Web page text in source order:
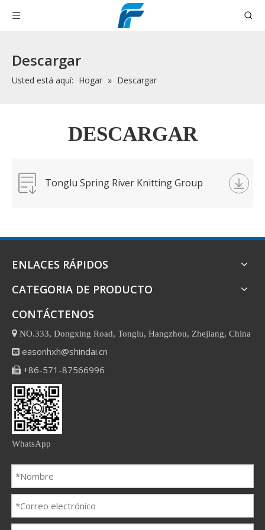
Descargar
Usted está aquí: Hogar » Descargar
DESCARGAR
Tonglu Spring River Knitting Group
ENLACES RÁPIDOS
CATEGORIA DE PRODUCTO
CONTÁCTENOS
 NO.333, Dongxing Road, Tonglu, Hangzhou, Zhejiang, China
 easonhxh@shindai.cn
 +86-571-87566996
WhatsApp